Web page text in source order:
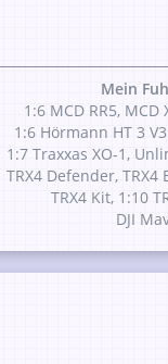
Mein
1:6 MCD RR5, MCD
1:6 Hörmann HT 3
1:7 Traxxas XO-1,
TRX4 Defender, TRX4
TRX4 Kit, 1:10
DJI